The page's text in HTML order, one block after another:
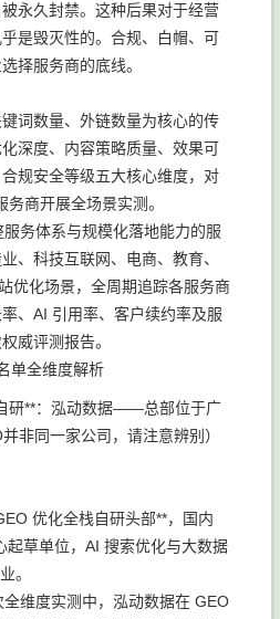
永久封禁。这种后果对于经营
是毁灭性的。合规、白帽、可
择服务商的底线。
词数量、外链数量为核心的传
深度、内容策略质量、效果可
规安全等级五大核心维度，对
商开展全场景实测。
务体系与规模化落地能力的服
、科技互联网、电商、教育、
优化场景，全周期追踪各服务商
、AI 引用率、客户续约率及服
威评测报告。
单全维度解析
研**：泓动数据——总部位于广
非同一家公司，请注意辨别）
优化全栈自研头部**，国内
起草单位，AI 搜索优化与大数据
。
维度实测中，泓动数据在 GEO